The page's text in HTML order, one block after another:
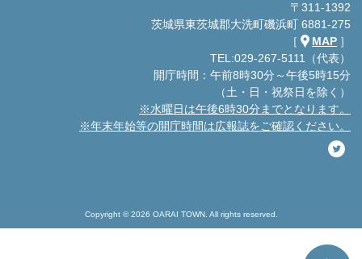
〒311-1392
茨城県東茨城郡大洗町磯浜町 6881-275
［
MAP ］
TEL:029-267-5111（代表）
開庁時間：午前8時30分～午後5時15分
（土・日・祝祭日を除く）
※水曜日は午後6時30分までとなります。
※年末年始等の開庁時間は広報誌をご確認ください。
Copyright © 2026 OARAI TOWN. All rights reserved.